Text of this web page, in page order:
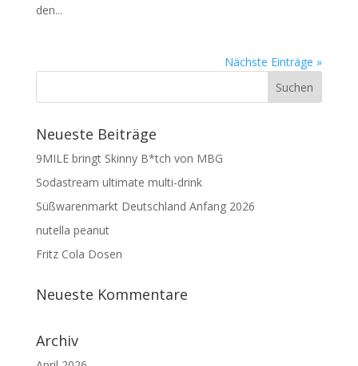
den...
Nächste Einträge »
Neueste Beiträge
9MILE bringt Skinny B*tch von MBG
Sodastream ultimate multi-drink
Süßwarenmarkt Deutschland Anfang 2026
nutella peanut
Fritz Cola Dosen
Neueste Kommentare
Archiv